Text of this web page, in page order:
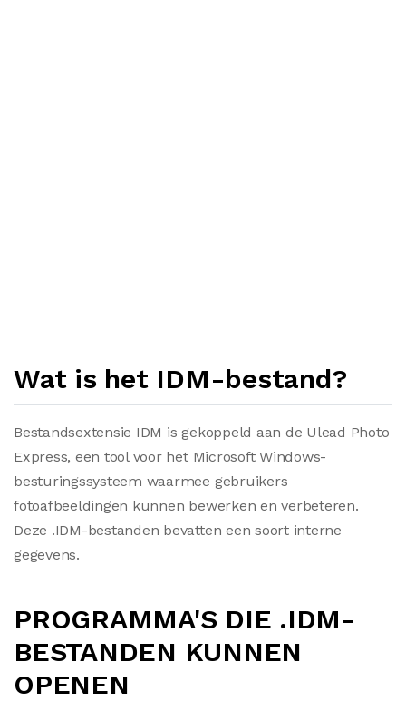
Wat is het IDM-bestand?
Bestandsextensie IDM is gekoppeld aan de Ulead Photo
Express, een tool voor het Microsoft Windows-
besturingssysteem waarmee gebruikers
fotoafbeeldingen kunnen bewerken en verbeteren.
Deze .IDM-bestanden bevatten een soort interne
gegevens.
PROGRAMMA'S DIE .IDM-
BESTANDEN KUNNEN
OPENEN